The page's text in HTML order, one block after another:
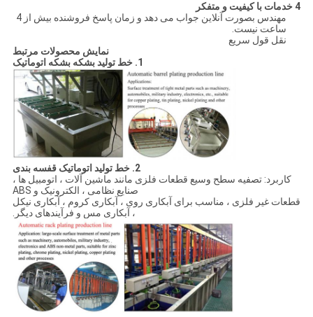
4 خدمات با کیفیت و متفکر
مهندس بصورت آنلاین جواب می دهد و زمان پاسخ فروشنده بیش از 4
ساعت نیست.
نقل قول سریع
نمایش محصولات مرتبط
1. خط تولید بشکه بشکه اتوماتیک
2. خط تولید اتوماتیک قفسه بندی
کاربرد: تصفیه سطح وسیع قطعات فلزی مانند ماشین آلات ، اتومبیل ها ،
صنایع نظامی ، الکترونیک و ABS
قطعات غیر فلزی ، مناسب برای آبکاری روی ، آبکاری کروم ، آبکاری نیکل
، آبکاری مس و فرآیندهای دیگر.